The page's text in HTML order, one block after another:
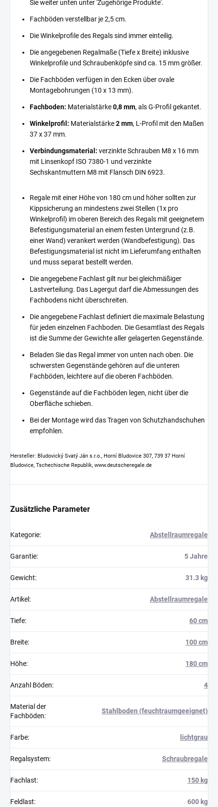
Sie weiter unten unter 'Zugehörige Produkte'.
Fachböden verstellbar je 2,5 cm.
Die Winkelprofile des Regals sind immer einteilig.
Die angegebenen Regalmaße (Tiefe x Breite) inklusive
Winkelprofile und Schraubenköpfe sind ca. 15 mm größer.
Die Fachböden verfügen in den Ecken über ovale
Montagebohrungen (10 x 13 mm).
Fachboden: Materialstärke0,8 mm, als G-Profil gekantet.
Winkelprofil: Materialstärke2 mm, L-Profil mit den Maßen
37 x 37 mm.
Verbindungsmaterial: verzinkte Schrauben M8 x 16 mm
mit Linsenkopf ISO 7380-1 und verzinkte
Sechskantmuttern M8 mit Flansch DIN 6923.
Regale mit einer Höhe von 180 cm und höher sollten zur
Kippsicherung an mindestens zwei Stellen (1x pro
Winkelprofil) im oberen Bereich des Regals mit geeignetem
Befestigungsmaterial an einem festen Untergrund (z.B.
einer Wand) verankert werden (Wandbefestigung). Das
Befestigungsmaterial ist nicht im Lieferumfang enthalten
und muss separat bestellt werden.
Die angegebene Fachlast gilt nur bei gleichmäßiger
Lastverteilung. Das Lagergut darf die Abmessungen des
Fachbodens nicht überschreiten.
Die angegebene Fachlast definiert die maximale Belastung
für jeden einzelnen Fachboden. Die Gesamtlast des Regals
ist die Summe der Gewichte aller gelagerten Gegenstände.
Beladen Sie das Regal immer von unten nach oben. Die
schwersten Gegenstände gehören auf die unteren
Fachböden, leichtere auf die oberen Fachböden.
Gegenstände auf die Fachböden legen, nicht über die
Oberfläche schieben.
Bei der Montage wird das Tragen von Schutzhandschuhen
empfohlen.
Hersteller: Bludovický Svatý Ján s.r.o., Horní Bludovice 307, 739 37 Horní
Bludovice, Tschechische Republik, www.deutscheregale.de
Zusätzliche Parameter
Kategorie: Abstellraumregale
Garantie: 5 Jahre
Gewicht: 31.3 kg
Artikel : Abstellraumregale
Tiefe: 60 cm
Breite: 100 cm
Höhe: 180 cm
Anzahl Böden: 4
Material der
Fachböden:
Stahlboden (feuchtraumgeeignet)
Farbe: lichtgrau
Regalsystem: Schraubregale
Fachlast: 150 kg
Feldlast: 600 kg